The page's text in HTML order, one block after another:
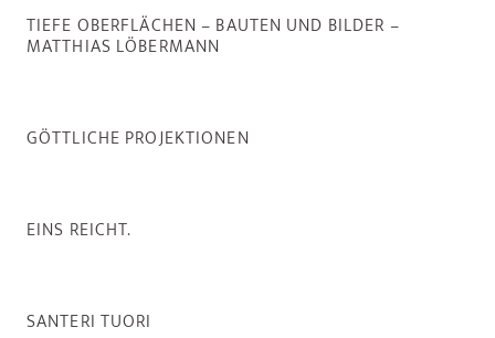
TIEFE OBERFLÄCHEN – BAUTEN UND BILDER –
MATTHIAS LÖBERMANN
GÖTTLICHE PROJEKTIONEN
EINS REICHT.
SANTERI TUORI